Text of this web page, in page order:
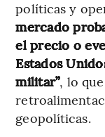
políticas y
mercado
el precio o
Estados
militar”, lo
geopolíticas.